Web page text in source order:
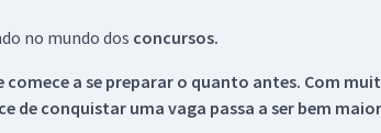
no mundo dos concursos.
a se preparar o quanto antes. Com
de conquistar uma vaga passa a ser bem